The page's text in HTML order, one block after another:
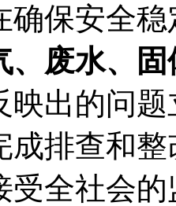
确保安全
、废水、
映出的问
成排查和
受全社会